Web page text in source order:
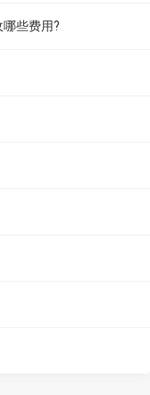
些费用?